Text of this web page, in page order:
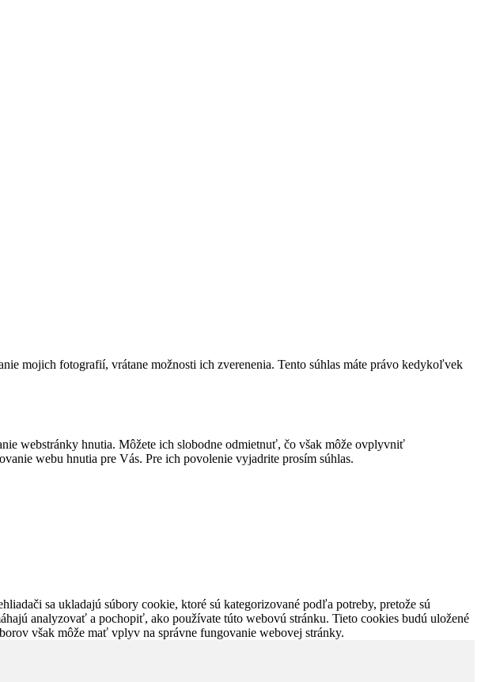
mojich fotografií, vrátane možnosti ich zverenenia. Tento súhlas máte právo kedykoľvek
webstránky hnutia. Môžete ich slobodne odmietnuť, čo však môže ovplyvniť
webu hnutia pre Vás. Pre ich povolenie vyjadrite prosím súhlas.
sa ukladajú súbory cookie, ktoré sú kategorizované podľa potreby, pretože sú
analyzovať a pochopiť, ako používate túto webovú stránku. Tieto cookies budú uložené
však môže mať vplyv na správne fungovanie webovej stránky.